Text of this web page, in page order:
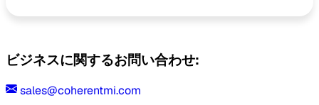
ビジネスに関するお問い合わせ:
sales@coherentmi.com